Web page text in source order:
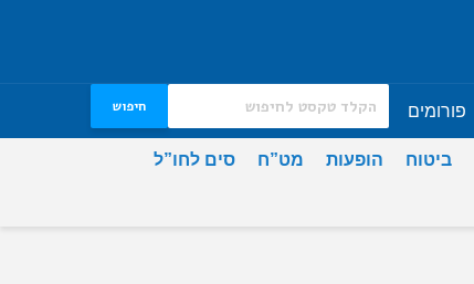
פורומים חיפוש
ביטוח הופעות מט”ח סים לחו”ל